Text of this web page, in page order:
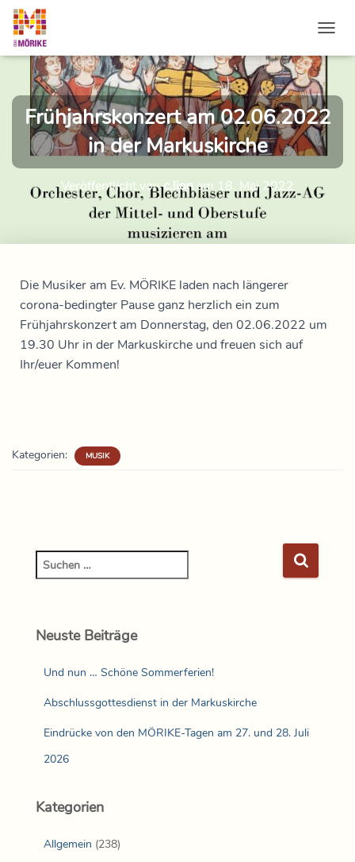
Frühjahrskonzert am 02.06.2022
in der Markuskirche
Veröffentlicht vonc.lion am 18. Mai 2022
Die Musiker am Ev. MÖRIKE laden nach längerer
corona-bedingter Pause ganz herzlich ein zum
Frühjahrskonzert am Donnerstag, den 02.06.2022 um
19.30 Uhr in der Markuskirche und freuen sich auf
Ihr/euer Kommen!
Kategorien: MUSIK
Neuste Beiträge
Und nun … Schöne Sommerferien!
Abschlussgottesdienst in der Markuskirche
Eindrücke von den MÖRIKE-Tagen am 27. und 28. Juli
2026
Kategorien
Allgemein (238)